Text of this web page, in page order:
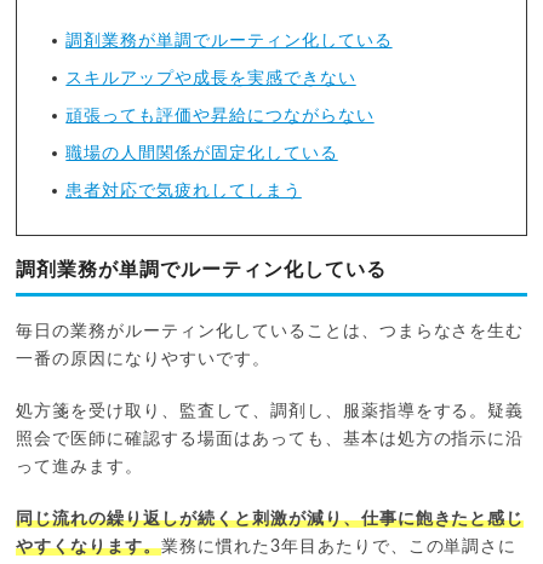
調剤業務が単調でルーティン化している
スキルアップや成長を実感できない
頑張っても評価や昇給につながらない
職場の人間関係が固定化している
患者対応で気疲れしてしまう
調剤業務が単調でルーティン化している
毎日の業務がルーティン化していることは、つまらなさを生む
一番の原因になりやすいです。
処方箋を受け取り、監査して、調剤し、服薬指導をする。疑義
照会で医師に確認する場面はあっても、基本は処方の指示に沿
って進みます。
同じ流れの繰り返しが続くと刺激が減り、仕事に飽きたと感じ
やすくなります。業務に慣れた3年目あたりで、この単調さに